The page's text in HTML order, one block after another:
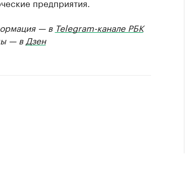
— в Telegram-канале РБК
— в Дзен